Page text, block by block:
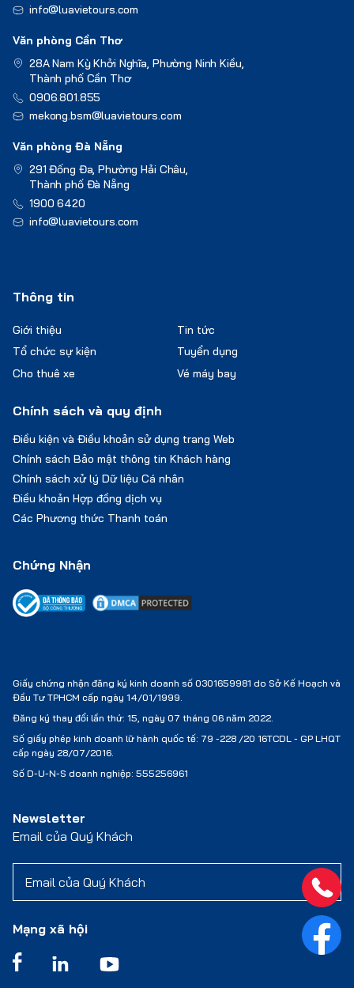
Chứng Nhận
Giấy chứng nhận đăng ký kinh doanh số 0301659981 do Sở Kế Hoạch và
Đầu Tư TPHCM cấp ngày 14/01/1999.
Đăng ký thay đổi lần thứ: 15, ngày 07 tháng 06 năm 2022.
Số giấy phép kinh doanh lữ hành quốc tế: 79 -228 /20 16TCDL - GP LHQT
cấp ngày 28/07/2016.
Số D-U-N-S doanh nghiệp: 555256961
info@luavietours.com
Văn phòng Cần Thơ
28A Nam Kỳ Khởi Nghĩa, Phường Ninh Kiều,
Thành phố Cần Thơ
0906.801.855
mekong.bsm@luavietours.com
Văn phòng Đà Nẵng
291 Đống Đa, Phường Hải Châu,
Thành phố Đà Nẵng
1900 6420
info@luavietours.com
Thông tin
Giới thiệu
Tổ chức sự kiện
Cho thuê xe
Vé máy bay
Tin tức
Tuyển dụng
Chính sách và quy định
Điều kiện và Điều khoản sử dụng trang Web
Chính sách Bảo mật thông tin Khách hàng
Chính sách xử lý Dữ liệu Cá nhân
Điều khoản Hợp đồng dịch vụ
Các Phương thức Thanh toán
Newsletter
Email của Quý Khách
Mạng xã hội